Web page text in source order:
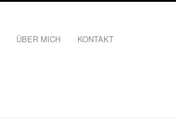
ÜBER MICH KONTAKT